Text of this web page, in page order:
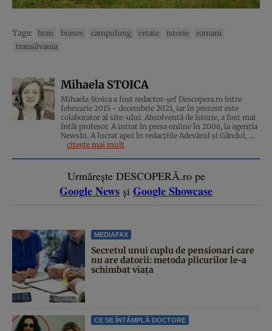
Tags: bran brasov campulung cetate istorie
romani
transilvania
Mihaela STOICA
Mihaela Stoica a fost redactor-șef Descopera.ro între
februarie 2015 - decembrie 2021, iar în prezent este
colaborator al site-ului. Absolventă de Istorie, a fost mai
întâi profesor. A intrat în presa online în 2006, la agenţia
NewsIn. A lucrat apoi în redacţiile Adevărul şi Gândul, ...
citește mai mult
Urmărește DESCOPERĂ.ro pe
Google News și Google Showcase
MEDIAFAX
Secretul unui cuplu de pensionari care
nu are datorii: metoda plicurilor le-a
schimbat viața
CE SE ÎNTÂMPLĂ DOCTORE